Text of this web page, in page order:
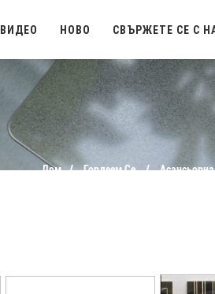
ВИДЕО НОВО СВЪРЖЕТЕ СЕ С
Дом Гордеем Се